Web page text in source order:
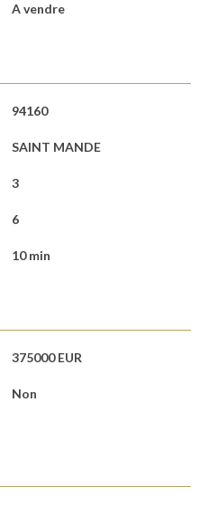
A vendre
94160
SAINT MANDE
3
6
10 min
375000 EUR
Non